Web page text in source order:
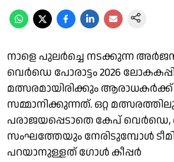
നാളെ പുലർച്ചെ നടക്കുന്ന
വെർഡെ പോരാട്ടം 2026
മത്സരമായിരിക്കും ആരാധകർക്ക്
സമ്മാനിക്കുന്നത്. ഒറ്റ
പരാജയപ്പെടാതെ കേപ് വെർഡെ,
സംഘത്തേയും നേരിടുമ്പോൾ
പറയാനുള്ളത് ​ഗോൾ കീപ്പർ